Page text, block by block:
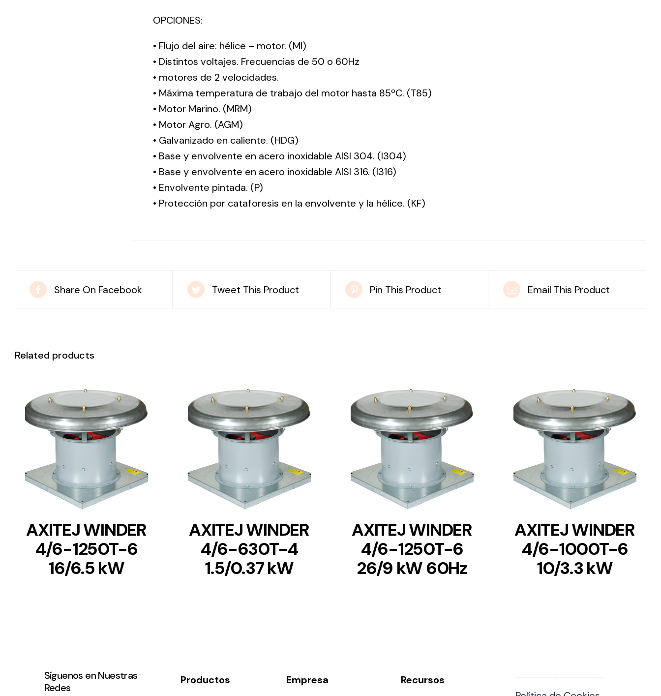
OPCIONES:
• Flujo del aire: hélice – motor. (MI)
• Distintos voltajes. Frecuencias de 50 o 60Hz
• motores de 2 velocidades.
• Máxima temperatura de trabajo del motor hasta 85ºC. (T85)
• Motor Marino. (MRM)
• Motor Agro. (AGM)
• Galvanizado en caliente. (HDG)
• Base y envolvente en acero inoxidable AISI 304. (I304)
• Base y envolvente en acero inoxidable AISI 316. (I316)
• Envolvente pintada. (P)
• Protección por cataforesis en la envolvente y la hélice. (KF)
Share On Facebook Tweet This Product Pin This Product Email This Product
Related products
AXITEJ WINDER
4/6-1250T-6
16/6.5 kW
AXITEJ WINDER
4/6-630T-4
1.5/0.37 kW
AXITEJ WINDER
4/6-1250T-6
26/9 kW 60Hz
AXITEJ WINDER
4/6-1000T-6
10/3.3 kW
Síguenos en Nuestras
Redes
Productos
Empresa
Recursos